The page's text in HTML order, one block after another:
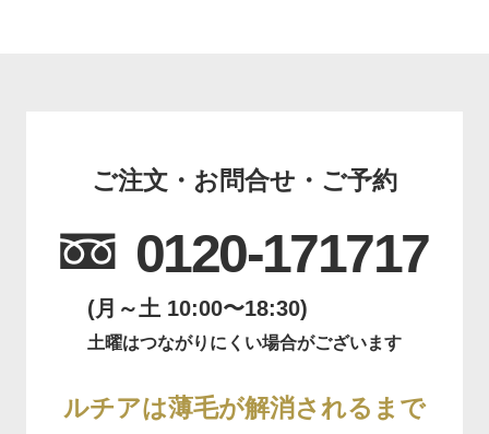
ご注文・お問合せ・ご予約
0120-171717
(月～土 10:00〜18:30)
土曜はつながりにくい場合がございます
ルチアは薄毛が解消されるまで